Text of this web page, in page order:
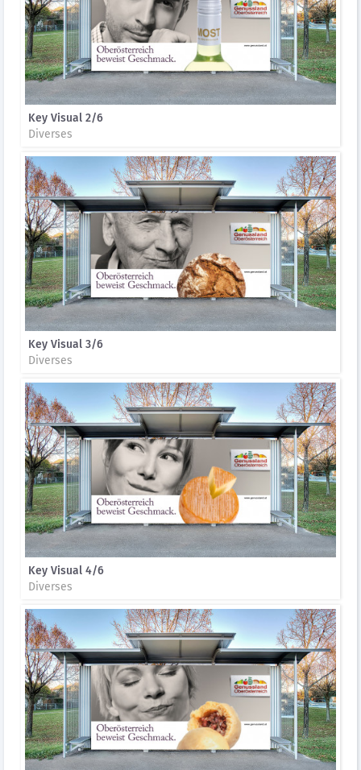
Key Visual 2/6
Diverses
Key Visual 3/6
Diverses
Key Visual 4/6
Diverses